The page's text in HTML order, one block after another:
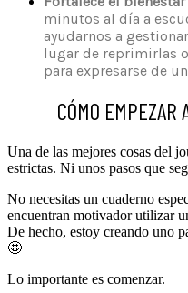
minutos al día a
ayudarnos a
lugar de reprimirlas
para expresarse de
CÓMO EMPEZAR
Una de las mejores cosas del
estrictas. Ni unos pasos que
No necesitas un cuaderno
encuentran motivador utilizar
De hecho, estoy creando uno
🤩
Lo importante es comenzar.